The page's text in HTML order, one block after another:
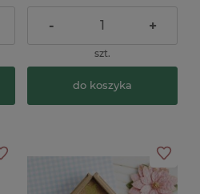
- +
szt.
do koszyka